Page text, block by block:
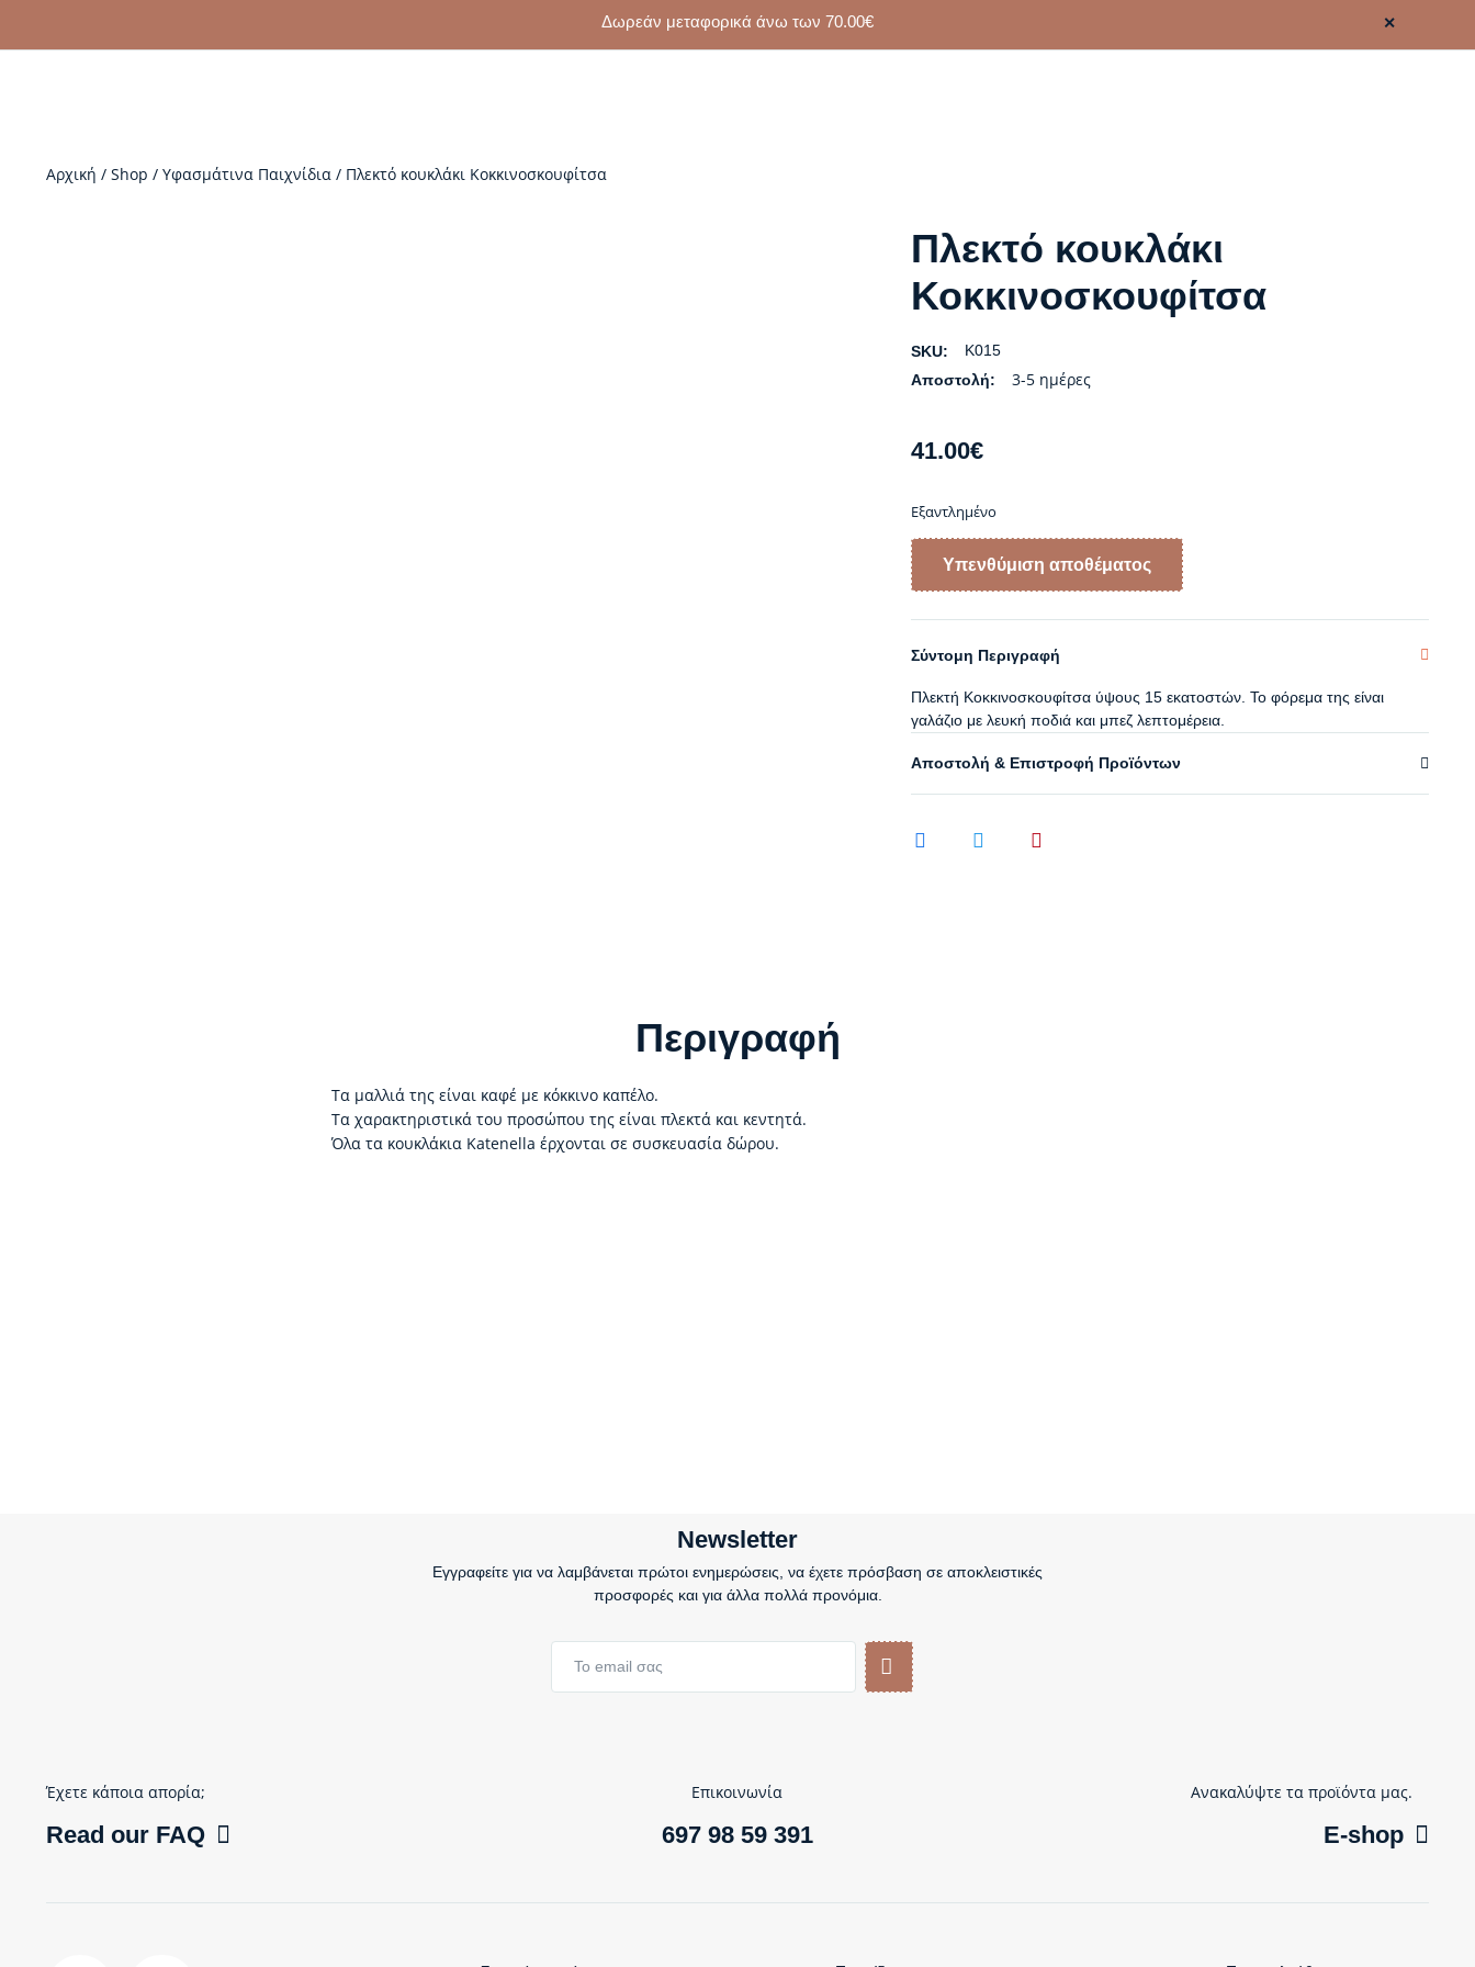
Δωρεάν μεταφορικά άνω των 70.00€ ✕
Αρχική / Shop / Υφασμάτινα Παιχνίδια / Πλεκτό κουκλάκι Κοκκινοσκουφίτσα
Πλεκτό κουκλάκι
Κοκκινοσκουφίτσα
SKU:
K015
Αποστολή:
3-5 ημέρες
41.00€
Εξαντλημένο
Σύντομη Περιγραφή
Πλεκτή Κοκκινοσκουφίτσα ύψους 15 εκατοστών. Το φόρεμα της είναι
γαλάζιο με λευκή ποδιά και μπεζ λεπτομέρεια.
Αποστολή & Επιστροφή Προϊόντων
Περιγραφή
Τα μαλλιά της είναι καφέ με κόκκινο καπέλο.
Τα χαρακτηριστικά του προσώπου της είναι πλεκτά και κεντητά.
Όλα τα κουκλάκια Katenella έρχονται σε συσκευασία δώρου.
Newsletter
Εγγραφείτε για να λαμβάνεται πρώτοι ενημερώσεις, να έχετε πρόσβαση σε αποκλειστικές
προσφορές και για άλλα πολλά προνόμια.
Έχετε κάποια απορία;
Read our FAQ
Επικοινωνία
697 98 59 391
Ανακαλύψτε τα προϊόντα μας.
E-shop